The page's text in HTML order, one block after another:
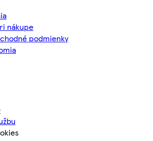
nákupe
podmienky